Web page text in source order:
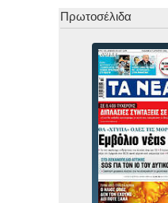
Πρωτοσέλιδα